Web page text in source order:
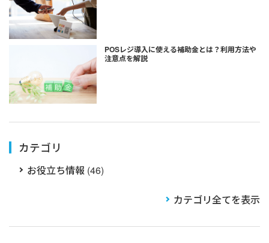
POSレジ導入に使える補助金とは？利用方法や
注意点を解説
カテゴリ
お役立ち情報 (46)
カテゴリ全てを表示